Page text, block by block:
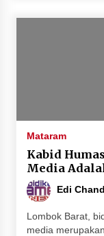
Mataram
Kabid
Media
Edi
Lombok Barat,
media